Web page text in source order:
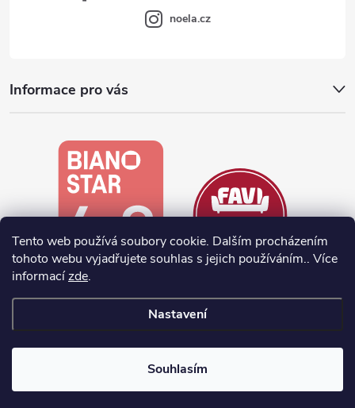
Tento web používá soubory cookie. Dalším procházením
tohoto webu vyjadřujete souhlas s jejich používáním.. Více
informacízde.
Nastavení
Souhlasím
Informace pro vás
noela.cz
Vytvořil Shoptet
. Všechna práva vyhrazena.
cookies